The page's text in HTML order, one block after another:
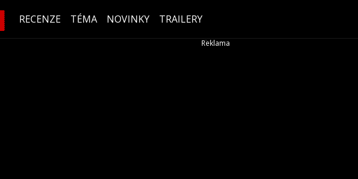
RECENZE TÉMA NOVINKY TRAILERY